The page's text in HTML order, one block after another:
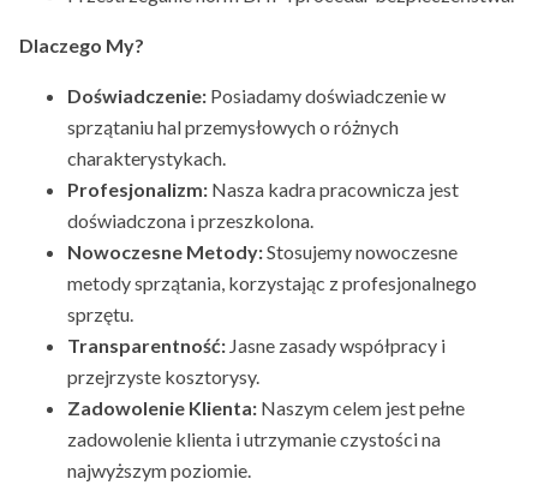
Dlaczego My?
Doświadczenie: Posiadamy doświadczenie w
sprzątaniu hal przemysłowych o różnych
charakterystykach.
Profesjonalizm: Nasza kadra pracownicza jest
doświadczona i przeszkolona.
Nowoczesne Metody:Stosujemy nowoczesne
metody sprzątania, korzystając z profesjonalnego
sprzętu.
Transparentność: Jasne zasady współpracy i
przejrzyste kosztorysy.
Zadowolenie Klienta: Naszym celem jest pełne
zadowolenie klienta i utrzymanie czystości na
najwyższym poziomie.